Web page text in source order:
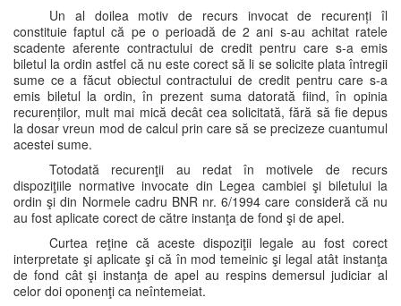
Un al doilea motiv de recurs invocat de recurenți îl
constituie faptul că pe o perioadă de 2 ani s-au achitat ratele
scadente aferente contractului de credit pentru care s-a emis
biletul la ordin astfel că nu este corect să li se solicite plata întregii
sume ce a făcut obiectul contractului de credit pentru care s-a
emis biletul la ordin, în prezent suma datorată fiind, în opinia
recurenților, mult mai mică decât cea solicitată, fără să fie depus
la dosar vreun mod de calcul prin care să se precizeze cuantumul
acestei sume.
Totodată recurenţii au redat în motivele de recurs
dispoziţiile normative invocate din Legea cambiei şi biletului la
ordin şi din Normele cadru BNR nr. 6/1994 care consideră că nu
au fost aplicate corect de către instanţa de fond şi de apel.
Curtea reţine că aceste dispoziţii legale au fost corect
interpretate şi aplicate şi că în mod temeinic şi legal atât instanţa
de fond cât şi instanţa de apel au respins demersul judiciar al
celor doi oponenţi ca neîntemeiat.